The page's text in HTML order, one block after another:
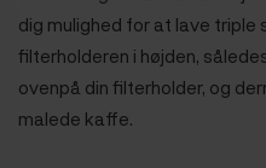
dig mulighed for at lave triple
filterholderen i højden,
ovenpå din filterholder, og
malede kaffe.